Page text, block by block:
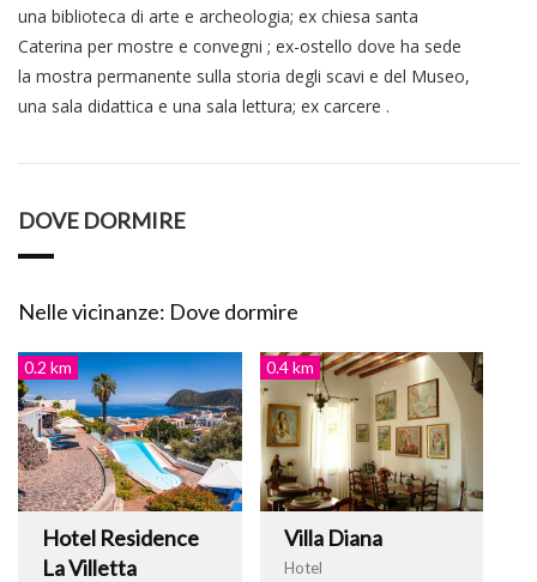
una biblioteca di arte e archeologia; ex chiesa santa
Caterina per mostre e convegni ; ex-ostello dove ha sede
la mostra permanente sulla storia degli scavi e del Museo,
una sala didattica e una sala lettura; ex carcere .
DOVE DORMIRE
Nelle vicinanze: Dove dormire
0.2 km
Hotel Residence
La Villetta
0.4 km
Villa Diana
Hotel